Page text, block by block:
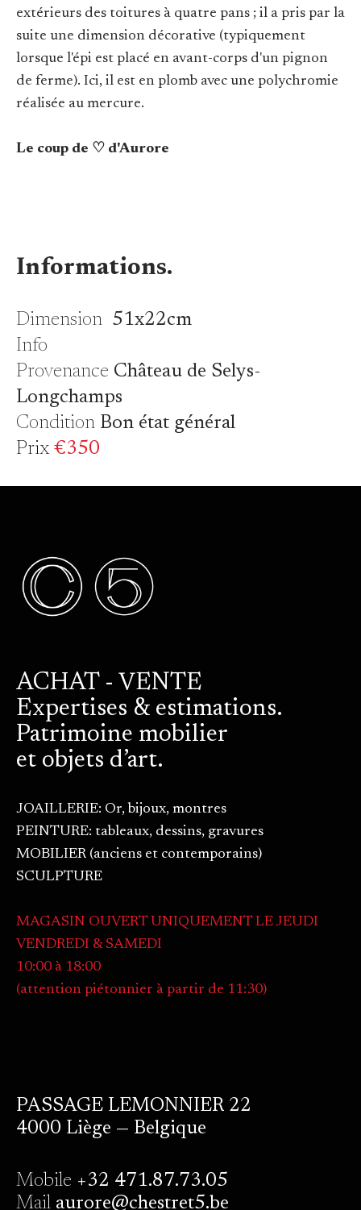
extérieurs des toitures à quatre pans ; il a pris par la
suite une dimension décorative (typiquement
lorsque l'épi est placé en avant-corps d'un pignon
de ferme). Ici, il est en plomb avec une polychromie
réalisée au mercure.
Le coup de ♡ d'Aurore
Informations.
Dimension51x22cm
Info
Provenance Château de Selys-
Longchamps
Condition Bon état général
Prix€350
ACHAT - VENTE
Expertises & estimations.
Patrimoine mobilier
et objets d’art.
JOAILLERIE: Or, bijoux, montres
PEINTURE: tableaux, dessins, gravures
MOBILIER (anciens et contemporains)
SCULPTURE
MAGASIN OUVERT UNIQUEMENT LE JEUDI
VENDREDI & SAMEDI
10:00 à 18:00
(attention piétonnier à partir de 11:30)
PASSAGE LEMONNIER 22
4000 Liège — Belgique
Mobile +32 471.87.73.05
Mailaurore@chestret5.be